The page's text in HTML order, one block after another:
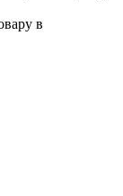
в